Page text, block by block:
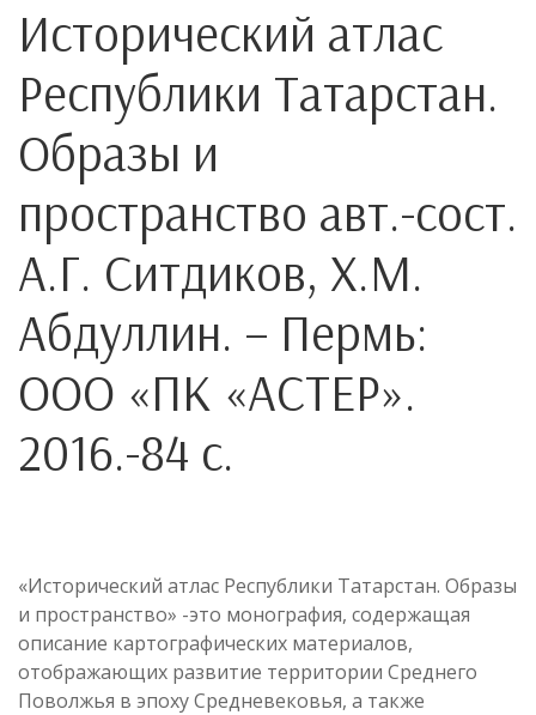
Исторический атлас
Республики Татарстан.
Образы и
пространство авт.-сост.
А.Г. Ситдиков, Х.М.
Абдуллин. – Пермь:
ООО «ПК «АСТЕР».
2016.-84 с.
«Исторический атлас Республики Татарстан. Образы
и пространство» -это монография, содержащая
описание картографических материалов,
отображающих развитие территории Среднего
Поволжья в эпоху Средневековья, а также